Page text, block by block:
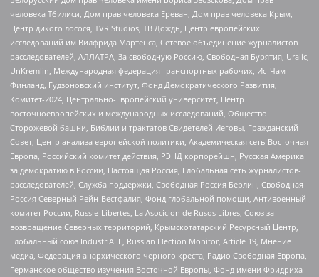
человека Тбилиси, Дом прав человека Ереван, Дом прав человека Крым,
Центр дикого лосося, TVR Studios, ТВ Дождь, Центр европейских
исследований им Вилфрида Мартенса, Сетевое объединение журналистов
расследователей, АЛЛАТРА, За свободную Россию, Свободная Бурятия, Uralic,
UnKremlin, Международная федерация транспортных рабочих, ИстЧам
Финланд, Гудзоновский институт, Фонд Демократического Развития,
Комитет-2024, Центрально-Европейский университет, Центр
восточноевропейских и международных исследований, Общество
Сторожевой башни, Библии и трактатов Свидетелей Иеговы, Гражданский
Совет, Центр анализа европейской политики, Академическая сеть Восточная
Европа, Российский комитет действия, РЭНД корпорейшн, Русская Америка
за демократию в России, Настоящая Россия, Глобальная сеть журналистов-
расследователей, Служба поддержки, Свободная Россия Берлин, Свободная
Россия Северный Рейн-Вестфалия, Фонд глобальной помощи, Антивоенный
комитет России, Russie-Libertes, La Asocicion de Rusos Libres, Союз за
возвращение Северных территорий, Крымскотатарский Ресурсный Центр,
Глобальный союз IndustriALL, Russian Election Monitor, Article 19, Мнение
медиа, Федерация анархического черного креста, Радио Свободная Европа,
Германское общество изучения Восточной Европы, Фонд имени Фридриха